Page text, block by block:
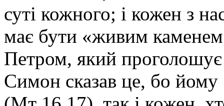
суті кожного; і кожен з
має бути «живим
Петром, який
Симон сказав це, бо йому